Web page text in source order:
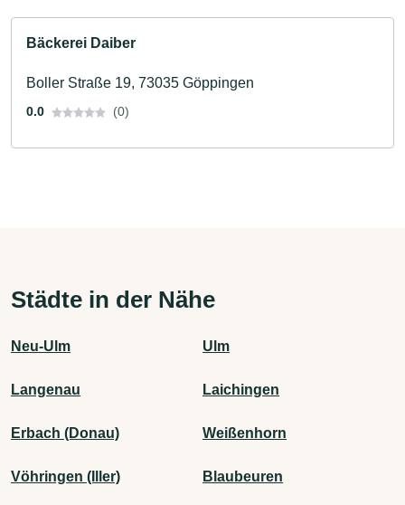
Bäckerei Daiber
Boller Straße 19, 73035 Göppingen
0.0 (0)
Städte in der Nähe
Neu-Ulm Ulm
Langenau Laichingen
Erbach (Donau) Weißenhorn
Vöhringen (Iller) Blaubeuren